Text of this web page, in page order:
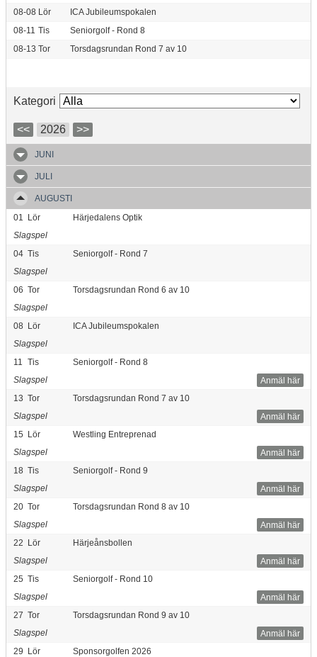
08-08 Lör
ICA Jubileumspokalen
08-11 Tis
Seniorgolf - Rond 8
08-13 Tor Torsdagsrundan Rond 7 av 10
Kategori
<< 2026 >>
JUNI
JULI
AUGUSTI
01
Lör
Härjedalens Optik
Slagspel
04 Tis
Seniorgolf - Rond 7
Slagspel
06 Tor
Torsdagsrundan Rond 6 av 10
Slagspel
08 Lör
ICA Jubileumspokalen
Slagspel
11
Tis
Seniorgolf - Rond 8
Anmäl här
Slagspel
13 Tor
Torsdagsrundan Rond 7 av 10
Anmäl här
Slagspel
15 Lör
Westling Entreprenad
Anmäl här
Slagspel
18 Tis
Seniorgolf - Rond 9
Anmäl här
Slagspel
20 Tor
Torsdagsrundan Rond 8 av 10
Anmäl här
Slagspel
22 Lör
Härjeånsbollen
Anmäl här
Slagspel
25 Tis
Seniorgolf - Rond 10
Anmäl här
Slagspel
27 Tor
Torsdagsrundan Rond 9 av 10
Anmäl här
Slagspel
29 Lör
Sponsorgolfen 2026